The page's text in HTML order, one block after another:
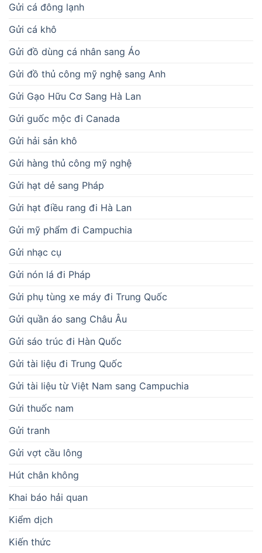
Gửi cá đông lạnh
Gửi cá khô
Gửi đồ dùng cá nhân sang Áo
Gửi đồ thủ công mỹ nghệ sang Anh
Gửi Gạo Hữu Cơ Sang Hà Lan
Gửi guốc mộc đi Canada
Gửi hải sản khô
Gửi hàng thủ công mỹ nghệ
Gửi hạt dẻ sang Pháp
Gửi hạt điều rang đi Hà Lan
Gửi mỹ phẩm đi Campuchia
Gửi nhạc cụ
Gửi nón lá đi Pháp
Gửi phụ tùng xe máy đi Trung Quốc
Gửi quần áo sang Châu Âu
Gửi sáo trúc đi Hàn Quốc
Gửi tài liệu đi Trung Quốc
Gửi tài liệu từ Việt Nam sang Campuchia
Gửi thuốc nam
Gửi tranh
Gửi vợt cầu lông
Hút chân không
Khai báo hải quan
Kiểm dịch
Kiến thức